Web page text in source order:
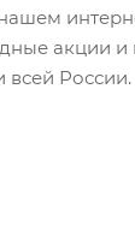
акции и
всей России.